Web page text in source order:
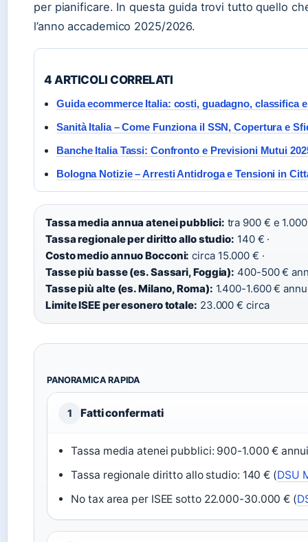
per pianificare. In questa guida trovi tutto quello
l’anno accademico 2025/2026.
4 ARTICOLI CORRELATI
Guida ecommerce Italia: costi, guadagno, classifica
Sanità Italia – Come Funziona il SSN, Copertura e
Banche Italia Tassi: Confronto e Previsioni Mutui
Bologna Notizie – Arresti Antidroga e Tensioni in
Tassa media annua atenei pubblici: tra 900 € e 1.000
Tassa regionale per diritto allo studio: 140 € ·
Costo medio annuo Bocconi: circa 15.000 € ·
Tasse più basse (es. Sassari, Foggia): 400-500 €
Tasse più alte (es. Milano, Roma): 1.400-1.600 €
Limite ISEE per esonero totale: 23.000 € circa
PANORAMICA RAPIDA
1 Fatti confermati
Tassa media atenei pubblici: 900-1.000 €
Tassa regionale diritto allo studio: 140 € (DSU
No tax area per ISEE sotto 22.000-30.000 € (